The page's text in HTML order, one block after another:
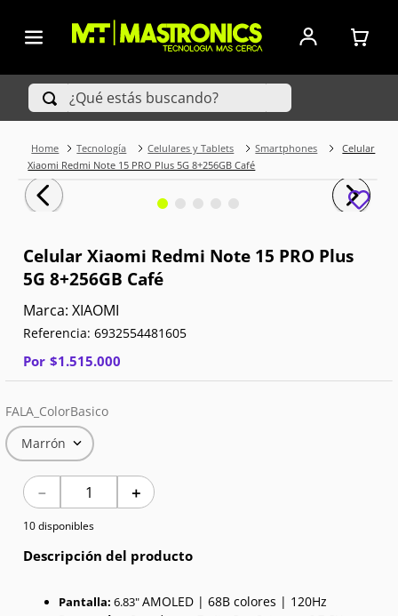
¿Qué estás buscando?
Tecnología Celulares y Tablets Smartphones
Celular
Xiaomi Redmi Note 15 PRO Plus 5G 8+256GB Café
Celular Xiaomi Redmi Note 15 PRO Plus
5G 8+256GB Café
XIAOMI
Referencia: 6932554481605
Por $1.515.000
FALA_ColorBasico
Marrón
＋
－
10 disponibles
Descripción del producto
Pantalla: 6.83"AMOLED | 68B colores | 120Hz
TÉRMINOS MÁS BUSCADOS
1.
Iphone
3.
Celulares Samsung
4.
Televisores
5.
Red Magic
7.
Celulares
8.
Iphone 15 Pro Max
9.
Iphone 17
10. Audífonos